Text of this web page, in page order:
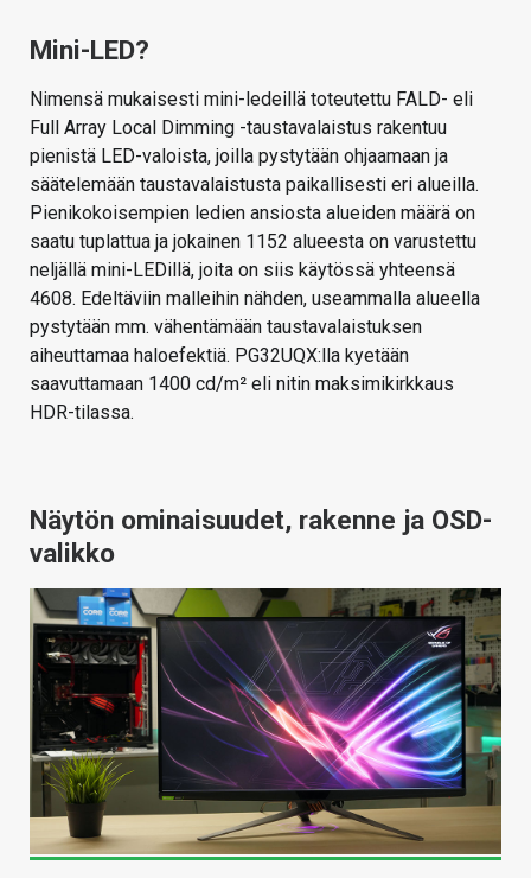
Mini-LED?
Nimensä mukaisesti mini-ledeillä toteutettu FALD- eli
Full Array Local Dimming -taustavalaistus rakentuu
pienistä LED-valoista, joilla pystytään ohjaamaan ja
säätelemään taustavalaistusta paikallisesti eri alueilla.
Pienikokoisempien ledien ansiosta alueiden määrä on
saatu tuplattua ja jokainen 1152 alueesta on varustettu
neljällä mini-LEDillä, joita on siis käytössä yhteensä
4608. Edeltäviin malleihin nähden, useammalla alueella
pystytään mm. vähentämään taustavalaistuksen
aiheuttamaa haloefektiä. PG32UQX:lla kyetään
saavuttamaan 1400 cd/m² eli nitin maksimikirkkaus
HDR-tilassa.
Näytön ominaisuudet, rakenne ja OSD-
valikko